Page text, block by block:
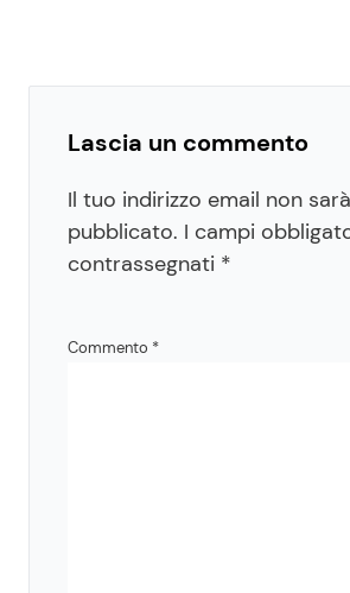
Lascia un commento
Il tuo indirizzo email non sarà
pubblicato. I campi
contrassegnati *
Commento *